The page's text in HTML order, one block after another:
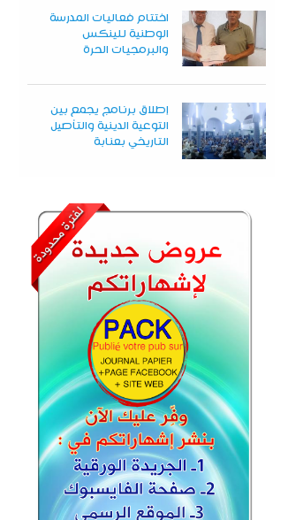
اختتام فعاليات المدرسة
الوطنية للينكس
والبرمجيات الحرة
إطلاق برنامج يجمع بين
التوعية الدينية والتأصيل
التاريخي بعنابة